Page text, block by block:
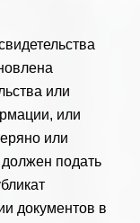
или
или
или
должен подать
документов в